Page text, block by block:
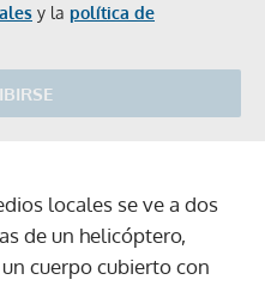
y la política de
locales se ve a dos
de un helicóptero,
cuerpo cubierto con